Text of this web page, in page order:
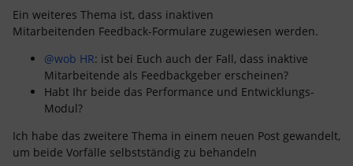
Ein weiteres Thema ist, dass inaktiven
Mitarbeitenden Feedback-Formulare zugewiesen werden.
@wob HR: ist bei Euch auch der Fall, dass inaktive
Mitarbeitende als Feedbackgeber erscheinen?
Habt Ihr beide das Performance und Entwicklungs-
Modul?
Ich habe das zweitere Thema in einem neuen Post gewandelt,
um beide Vorfälle selbstständig zu behandeln